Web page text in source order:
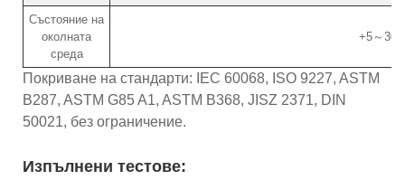
Състояние на
околната
среда
+5～
Покриване на стандарти: IEC 60068, ISO 9227, ASTM
B287, ASTM G85 A1, ASTM B368, JISZ 2371, DIN
50021, без ограничение.
Изпълнени тестове: